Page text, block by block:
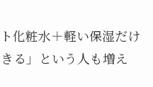
化粧水＋軽い保湿だけ
る」という人も増え